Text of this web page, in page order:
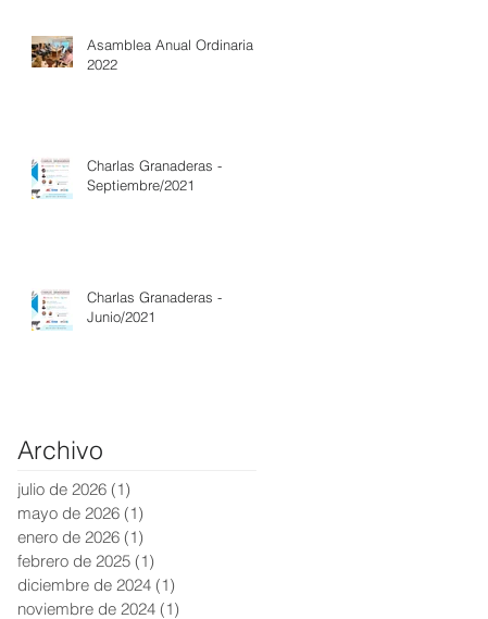
Asamblea Anual Ordinaria
2022
Charlas Granaderas -
Septiembre/2021
Charlas Granaderas -
Junio/2021
Archivo
julio de 2026 (1)
mayo de 2026 (1)
enero de 2026 (1)
febrero de 2025 (1)
diciembre de 2024 (1)
noviembre de 2024 (1)